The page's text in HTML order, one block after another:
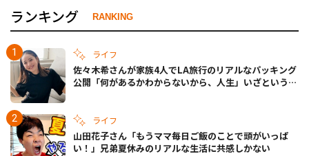
ランキング RANKING
ライフ
佐々木希さんが家族4人でLA旅行のリアルなパッキング
公開「何があるかわからないから、人生」いざというと
ライフ
山田花子さん「もうママ毎日ご飯のことで頭がいっぱ
い！」兄弟夏休みのリアルな生活に共感しかない